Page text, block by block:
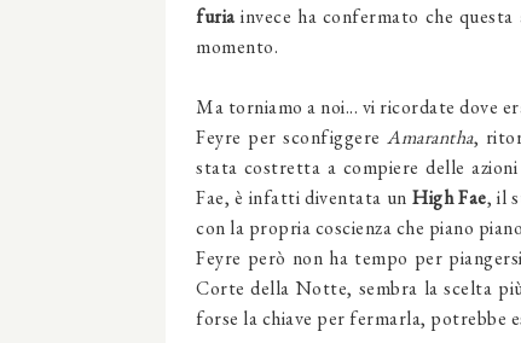
furia invece ha confermato che
momento.
Ma torniamo a noi... vi ricordate dove
Feyre per sconfiggere Amarantha,
stata costretta a compiere delle
Fae, è infatti diventata unHigh Fae, il
con la propria coscienza che piano
Feyre però non ha tempo per
Corte della Notte, sembra la scelta
forse la chiave per fermarla, potrebbe